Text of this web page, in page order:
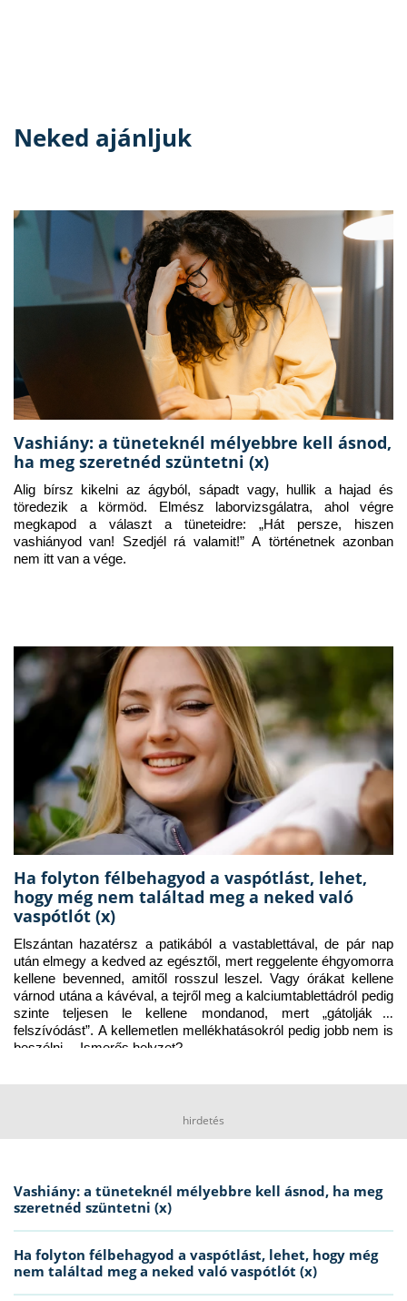
Neked ajánljuk
Vashiány: a tüneteknél mélyebbre kell ásnod,
ha meg szeretnéd szüntetni (x)
Alig bírsz kikelni az ágyból, sápadt vagy, hullik a hajad és
töredezik a körmöd. Elmész laborvizsgálatra, ahol végre
megkapod a választ a tüneteidre: „Hát persze, hiszen
vashiányod van! Szedjél rá valamit!” A történetnek azonban
nem itt van a vége.
Ha folyton félbehagyod a vaspótlást, lehet,
hogy még nem találtad meg a neked való
vaspótlót (x)
Elszántan hazatérsz a patikából a vastablettával, de pár nap
után elmegy a kedved az egésztől, mert reggelente éhgyomorra
kellene bevenned, amitől rosszul leszel. Vagy órákat kellene
várnod utána a kávéval, a tejről meg a kalciumtablettádról pedig
szinte teljesen le kellene mondanod, mert „gátolják a
felszívódást”. A kellemetlen mellékhatásokról pedig jobb nem is
beszélni… Ismerős helyzet?
hirdetés
Vashiány: a tüneteknél mélyebbre kell ásnod, ha meg
szeretnéd szüntetni (x)
Ha folyton félbehagyod a vaspótlást, lehet, hogy még
nem találtad meg a neked való vaspótlót (x)